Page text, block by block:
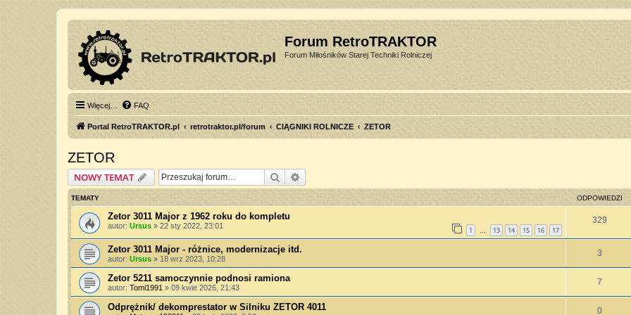
Forum RetroTRAKTOR
Forum Miłośników Starej Techniki Rolniczej
Więcej… FAQ
Portal RetroTRAKTOR.pl retrotraktor.pl/forum CIĄGNIKI ROLNICZE ZETOR
ZETOR
NOWY TEMAT Szukaj
TEMATY ODPOWIEDZI
Zetor 3011 Major z 1962 roku do kompletu
autor: Ursus » 22 sty 2022, 23:01 1 … 13 14 15 16 17
329
Zetor 3011 Major - różnice, modernizacje itd.
autor: Ursus » 18 wrz 2023, 10:28
3
Zetor 5211 samoczynnie podnosi ramiona
autor: Tomi1991 » 09 kwie 2026, 21:43
7
Odprężnik/ dekomprestator w Silniku ZETOR 4011 0